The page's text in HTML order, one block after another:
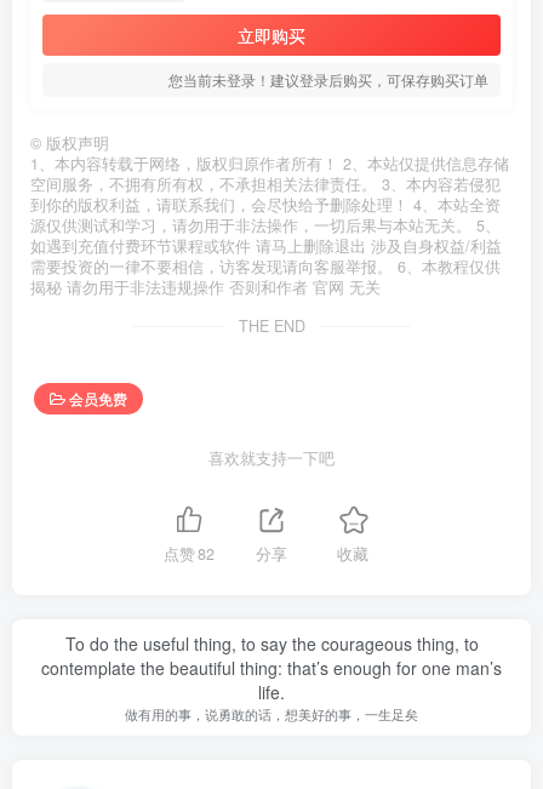
立即购买
您当前未登录！建议登录后购买，可保存购买订单
© 版权声明
1、本内容转载于网络，版权归原作者所有！ 2、本站仅提供信息存储
空间服务，不拥有所有权，不承担相关法律责任。 3、本内容若侵犯
到你的版权利益，请联系我们，会尽快给予删除处理！ 4、本站全资
源仅供测试和学习，请勿用于非法操作，一切后果与本站无关。 5、
如遇到充值付费环节课程或软件 请马上删除退出 涉及自身权益/利益
需要投资的一律不要相信，访客发现请向客服举报。 6、本教程仅供
揭秘 请勿用于非法违规操作 否则和作者 官网 无关
THE END
会员免费
喜欢就支持一下吧
点赞82 分享 收藏
To do the useful thing, to say the courageous thing, to
contemplate the beautiful thing: that’s enough for one man’s
life.
做有用的事，说勇敢的话，想美好的事，一生足矣